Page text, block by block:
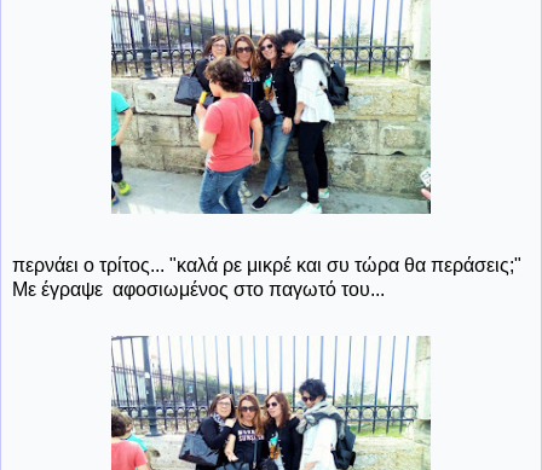
περνάει ο τρίτος... "καλά ρε μικρέ και συ τώρα θα περάσεις;"
Με έγραψε αφοσιωμένος στο παγωτό του...